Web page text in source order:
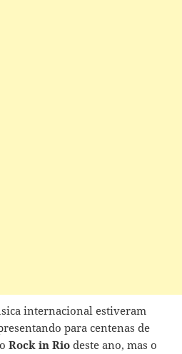
internacional estiveram
para centenas de
Rock in Rio deste ano, mas o